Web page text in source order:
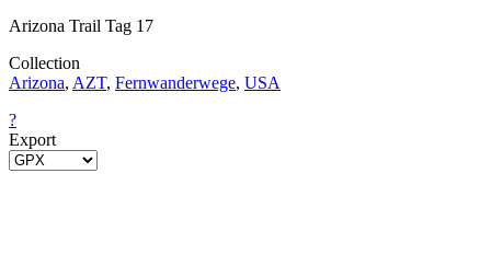
Arizona Trail Tag 17
Collection
Arizona, AZT, Fernwanderwege, USA
?
Export